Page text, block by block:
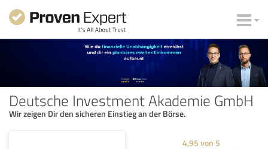
Deutsche Investment Akademie GmbH
Wir zeigen Dir den sicheren Einstieg an der Börse.
4,95 von 5